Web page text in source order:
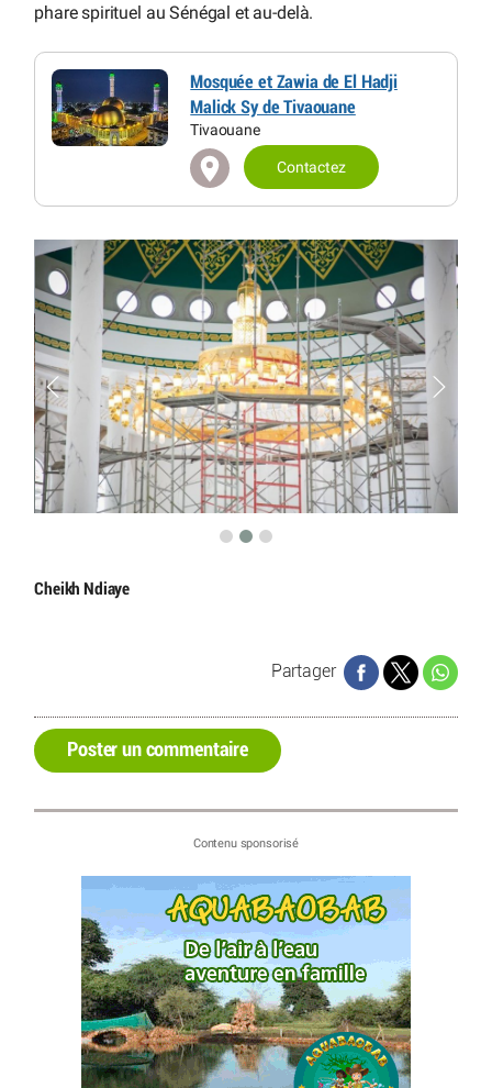
phare spirituel au Sénégal et au-delà.
Mosquée et Zawia de El Hadji
Malick Sy de Tivaouane
Tivaouane
Contactez
Cheikh Ndiaye
Partager
Poster un commentaire